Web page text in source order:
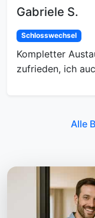
Gabriele S.
Schlosswechsel
Kompletter
zufrieden, ich
Alle